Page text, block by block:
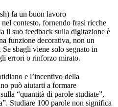
fa un buon lavoro
contesto, fornendo frasi ricche
il suo feedback sulla digitazione è
funzione decorativa, non un
sbagli viene solo segnato in
errori o rinforzo mirato.
e l’incentivo della
può aiutarti a formare
“quantità di parole studiate”,
Studiare 100 parole non significa